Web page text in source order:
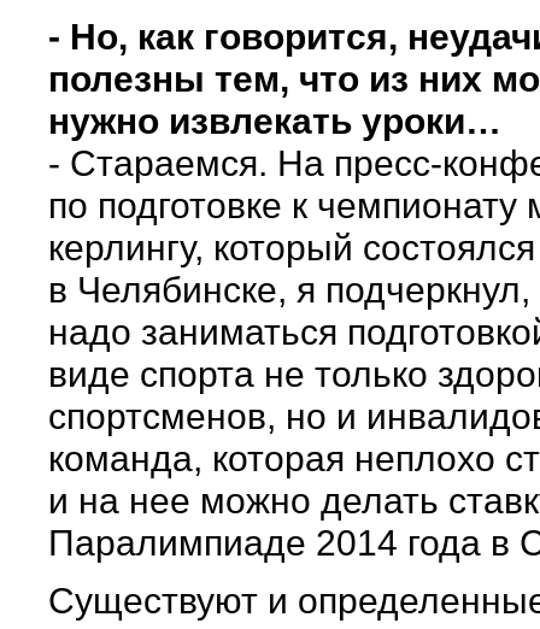
- Но, как говорится,
полезны тем, что из них
нужно извлекать уроки…
- Стараемся. На пресс-
по подготовке к чемпионату
керлингу, который
в Челябинске, я
надо заниматься
виде спорта не только
спортсменов, но и
команда, которая неплохо
и на нее можно делать
Паралимпиаде 2014 года в
Существуют и